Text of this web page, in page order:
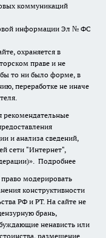
коммуникаций
информации Эл № ФС
охраняется в
праве и не
то ни было форме, в
переработке не иначе
и анализа сведений,
сети "Интернет",
Подробнее
модерировать
конструктивности
РФ и РТ. На сайте не
брань,
ненависть или
размещение